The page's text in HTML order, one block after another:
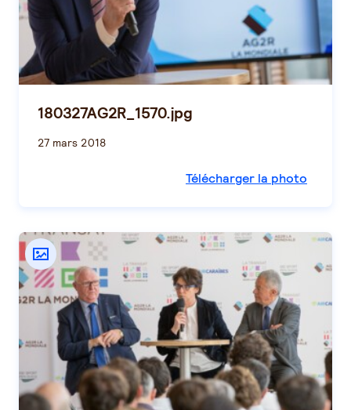
180327AG2R_1570.jpg
27 mars 2018
Télécharger la photo